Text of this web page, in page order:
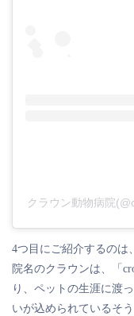
4つ目にご紹介するのは
院名のクラウンは、「
り、ペットの生涯に渡
いが込められているそう